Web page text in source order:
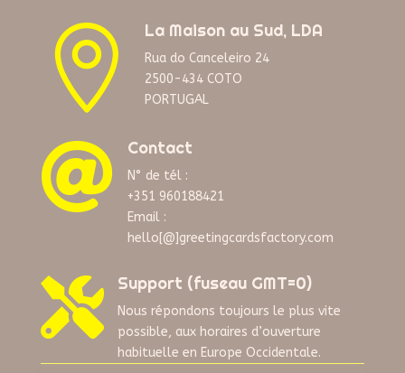
 La Maison au Sud, LDA
Rua do Canceleiro 24
2500-434 COTO
PORTUGAL
 Contact
N° de tél :
+351 960188421
Email :
hello[@]greetingcardsfactory.com
 Support (fuseau GMT=0)
Nous répondons toujours le plus vite
possible, aux horaires d’ouverture
habituelle en Europe Occidentale.